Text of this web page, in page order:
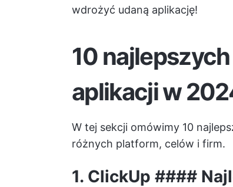
wdrożyć udaną aplikację!
10
aplikacji w
W tej sekcji omówimy 10
różnych platform, celów i firm.
1. ClickUp ####